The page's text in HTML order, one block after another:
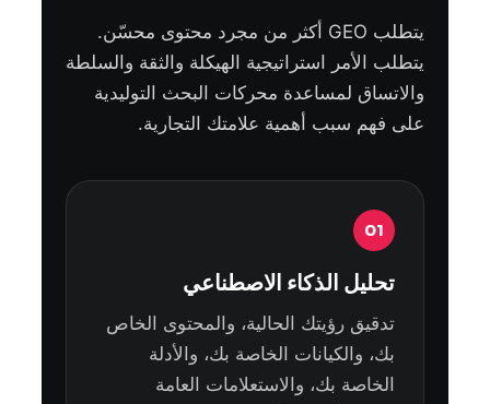
يتطلب GEO أكثر من مجرد محتوى محسّن.
يتطلب الأمر استراتيجية الهيكلة والثقة والسلطة
والاتساق لمساعدة محركات البحث التوليدية
على فهم سبب أهمية علامتك التجارية.
01
تحليل الذكاء الاصطناعي
تدقيق رؤيتك الحالية، والمحتوى الخاص
بك، والكيانات الخاصة بك، والأدلة
الخاصة بك، والاستعلامات العامة